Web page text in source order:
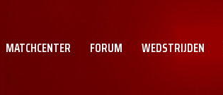
MATCHCENTER FORUM WEDSTRIJDEN